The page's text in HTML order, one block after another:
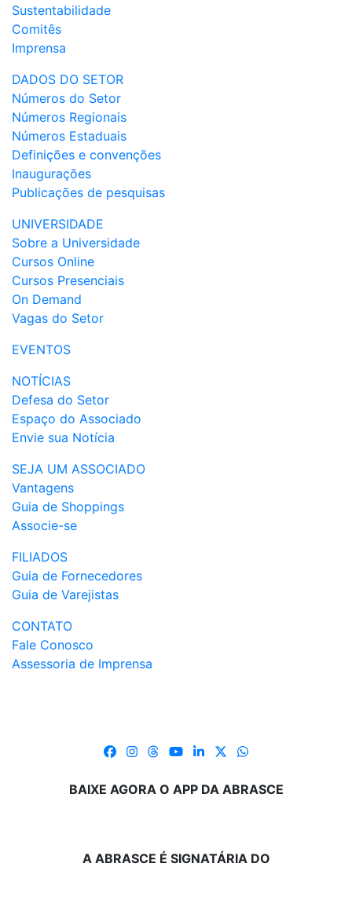
Sustentabilidade
Comitês
Imprensa
DADOS DO SETOR
Números do Setor
Números Regionais
Números Estaduais
Definições e convenções
Inaugurações
Publicações de pesquisas
UNIVERSIDADE
Sobre a Universidade
Cursos Online
Cursos Presenciais
On Demand
Vagas do Setor
EVENTOS
NOTÍCIAS
Defesa do Setor
Espaço do Associado
Envie sua Notícia
SEJA UM ASSOCIADO
Vantagens
Guia de Shoppings
Associe-se
FILIADOS
Guia de Fornecedores
Guia de Varejistas
CONTATO
Fale Conosco
Assessoria de Imprensa
BAIXE AGORA O APP DA ABRASCE
A ABRASCE É SIGNATÁRIA DO